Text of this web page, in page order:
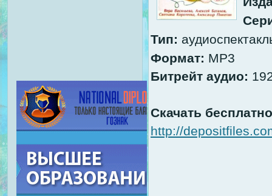
Тип:
Формат: MP3
Битрейт аудио:
Скачать бесплатно
http://